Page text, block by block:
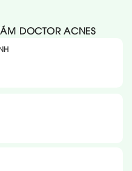
DOCTOR ACNES